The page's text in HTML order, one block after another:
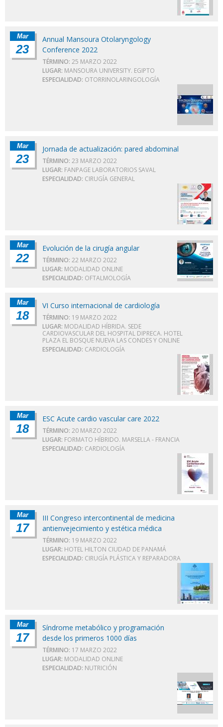
Mar
23
Annual Mansoura Otolaryngology
Conference 2022
TÉRMINO: 25 MARZO 2022
LUGAR: MANSOURA UNIVERSITY. EGIPTO
ESPECIALIDAD: OTORRINOLARINGOLOGÍA
Mar
23
Jornada de actualización: pared abdominal
TÉRMINO: 23 MARZO 2022
LUGAR: FANPAGE LABORATORIOS SAVAL
ESPECIALIDAD: CIRUGÍA GENERAL
Mar
22
Evolución de la cirugía angular
TÉRMINO: 22 MARZO 2022
LUGAR: MODALIDAD ONLINE
ESPECIALIDAD: OFTALMOLOGÍA
Mar
18
VI Curso internacional de cardiología
TÉRMINO: 19 MARZO 2022
LUGAR: MODALIDAD HÍBRIDA. SEDE
CARDIOVASCULAR DEL HOSPITAL DIPRECA. HOTEL
PLAZA EL BOSQUE NUEVA LAS CONDES Y ONLINE
ESPECIALIDAD: CARDIOLOGÍA
Mar
18
ESC Acute cardio vascular care 2022
TÉRMINO: 20 MARZO 2022
LUGAR: FORMATO HÍBRIDO. MARSELLA - FRANCIA
ESPECIALIDAD: CARDIOLOGÍA
Mar
17
III Congreso intercontinental de medicina
antienvejecimiento y estética médica
TÉRMINO: 19 MARZO 2022
LUGAR: HOTEL HILTON CIUDAD DE PANAMÁ
ESPECIALIDAD: CIRUGÍA PLÁSTICA Y REPARADORA
Mar
17
Síndrome metabólico y programación
desde los primeros 1000 días
TÉRMINO: 17 MARZO 2022
LUGAR: MODALIDAD ONLINE
ESPECIALIDAD: NUTRICIÓN